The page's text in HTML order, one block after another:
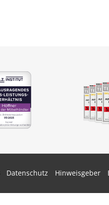
Datenschutz Hinweisgeber